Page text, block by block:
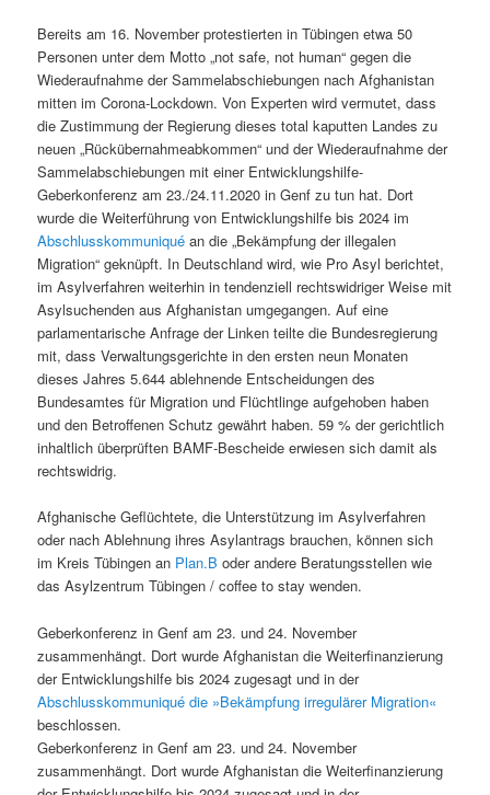
Bereits am 16. November protestierten in Tübingen etwa 50
Personen unter dem Motto „not safe, not human“ gegen die
Wiederaufnahme der Sammelabschiebungen nach Afghanistan
mitten im Corona-Lockdown. Von Experten wird vermutet, dass
die Zustimmung der Regierung dieses total kaputten Landes zu
neuen „Rückübernahmeabkommen“ und der Wiederaufnahme der
Sammelabschiebungen mit einer Entwicklungshilfe-
Geberkonferenz am 23./24.11.2020 in Genf zu tun hat. Dort
wurde die Weiterführung von Entwicklungshilfe bis 2024 im
Abschlusskommuniqué an die „Bekämpfung der illegalen
Migration“ geknüpft. In Deutschland wird, wie Pro Asyl berichtet,
im Asylverfahren weiterhin in tendenziell rechtswidriger Weise mit
Asylsuchenden aus Afghanistan umgegangen. Auf eine
parlamentarische Anfrage der Linken teilte die Bundesregierung
mit, dass Verwaltungsgerichte in den ersten neun Monaten
dieses Jahres 5.644 ablehnende Entscheidungen des
Bundesamtes für Migration und Flüchtlinge aufgehoben haben
und den Betroffenen Schutz gewährt haben. 59 % der gerichtlich
inhaltlich überprüften BAMF-Bescheide erwiesen sich damit als
rechtswidrig.
Afghanische Geflüchtete, die Unterstützung im Asylverfahren
oder nach Ablehnung ihres Asylantrags brauchen, können sich
im Kreis Tübingen an Plan.B oder andere Beratungsstellen wie
das Asylzentrum Tübingen / coffee to stay wenden.
Geberkonferenz in Genf am 23. und 24. November
zusammenhängt. Dort wurde Afghanistan die Weiterfinanzierung
der Entwicklungshilfe bis 2024 zugesagt und in der
Abschlusskommuniqué die »Bekämpfung irregulärer Migration«
beschlossen.
Geberkonferenz in Genf am 23. und 24. November
zusammenhängt. Dort wurde Afghanistan die Weiterfinanzierung